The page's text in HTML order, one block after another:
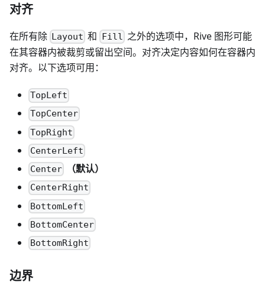
对齐
在所有除 Layout 和 Fill 之外的选项中，Rive 图形可能
在其容器内被裁剪或留出空间。对齐决定内容如何在容器内
对齐。以下选项可用：
TopLeft
TopCenter
TopRight
CenterLeft
Center
（默认）
CenterRight
BottomLeft
BottomCenter
BottomRight
边界